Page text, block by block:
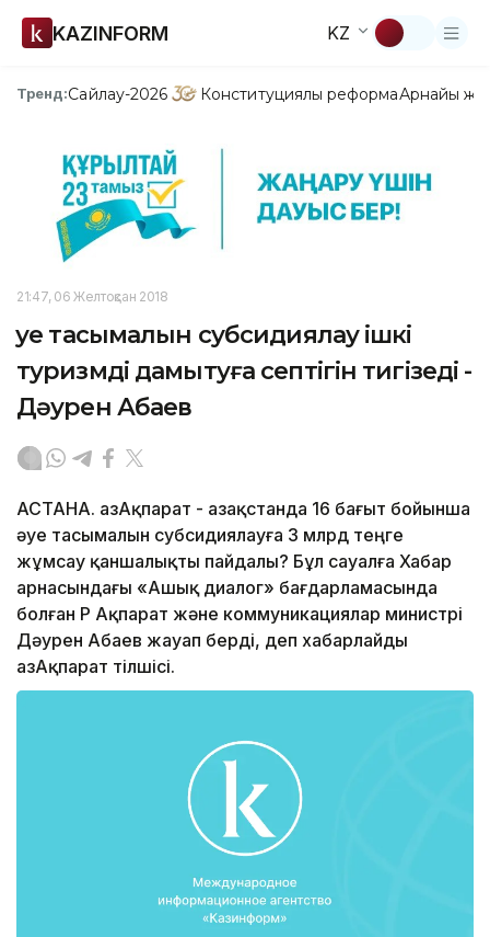
KAZINFORM KZ
Тренд:Сайлау-2026 Конституциялық реформаАрнайы
21:47, 06 Желтоқсан 2018
Әуе тасымалын субсидиялау ішкі
туризмді дамытуға септігін тигізеді -
Дәурен Абаев
АСТАНА. ҚазАқпарат - Қазақстанда 16 бағыт бойынша
әуе тасымалын субсидиялауға 3 млрд теңге
жұмсау қаншалықты пайдалы? Бұл сауалға Хабар
арнасындағы «Ашық диалог» бағдарламасында
болған ҚР Ақпарат және коммуникациялар министрі
Дәурен Абаев жауап берді, деп хабарлайды
ҚазАқпарат тілшісі.